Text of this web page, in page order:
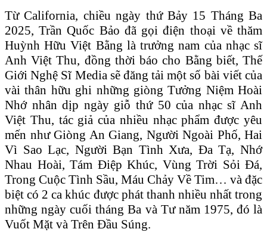
Từ California, chiều ngày thứ Bảy 15 Tháng Ba
2025, Trần Quốc Bảo đã gọi điện thoại về thăm
Huỳnh Hữu Việt Bằng là trưởng nam của nhạc sĩ
Anh Việt Thu, đồng thời báo cho Bằng biết, Thế
Giới Nghệ Sĩ Media sẽ đăng tải một số bài viết của
vài thân hữu ghi những giòng Tưởng Niệm Hoài
Nhớ nhân dịp ngày giỗ thứ 50 của nhạc sĩ Anh
Việt Thu, tác giả của nhiều nhạc phẩm được yêu
mến như Giòng An Giang, Người Ngoài Phố, Hai
Vì Sao Lạc, Người Bạn Tình Xưa, Đa Tạ, Nhớ
Nhau Hoài, Tám Điệp Khúc, Vùng Trời Sỏi Đá,
Trong Cuộc Tình Sầu, Máu Chảy Về Tim… và đặc
biệt có 2 ca khúc được phát thanh nhiều nhất trong
những ngày cuối tháng Ba và Tư năm 1975, đó là
Vuốt Mặt và Trên Đầu Súng.